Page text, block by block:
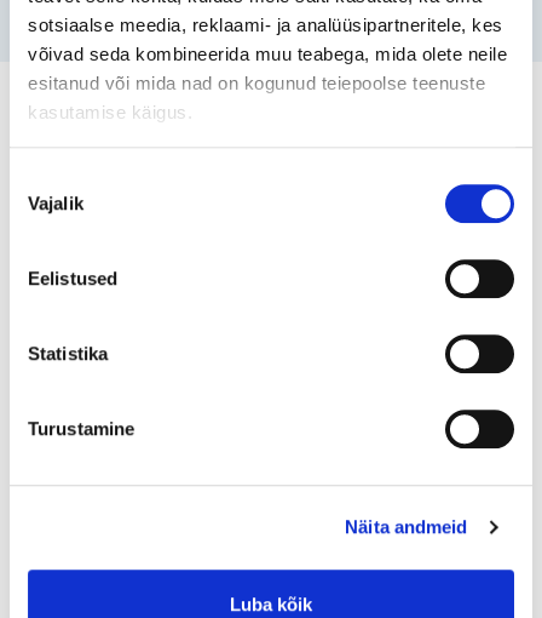
sotsiaalse meedia, reklaami- ja analüüsipartneritele, kes
võivad seda kombineerida muu teabega, mida olete neile
esitanud või mida nad on kogunud teiepoolse teenuste
kasutamise käigus.
valik
Vajalik
Eelistused
Statistika
Turustamine
Näita andmeid
Luba kõik
Mida meie kliendid meist
Oleme Numeri koostööga väga rahul. Saame
professionaalse suhtumise. Numeri tagab
tähtaegade jooksul, mis on meie ettevõtte
igapäevaelu jaoks oluline. Me hindame väga
partnerit raamatupidamisteenuste